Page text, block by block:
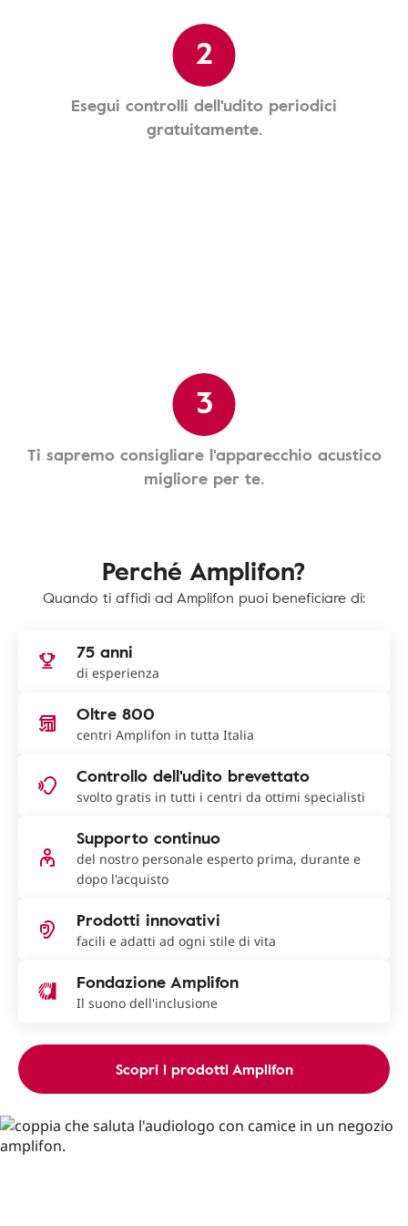
2
Esegui controlli dell'udito periodici
gratuitamente.
3
Ti sapremo consigliare l'apparecchio acustico
migliore per te.
Perché Amplifon?
Quando ti affidi ad Amplifon puoi beneficiare di:
75 anni
di esperienza
Oltre 800
centri Amplifon in tutta Italia
Controllo dell'udito brevettato
svolto gratis in tutti i centri da ottimi specialisti
Supporto continuo
del nostro personale esperto prima, durante e
dopo l'acquisto
Prodotti innovativi
facili e adatti ad ogni stile di vita
Fondazione Amplifon
Il suono dell'inclusione
Scopri i prodotti Amplifon